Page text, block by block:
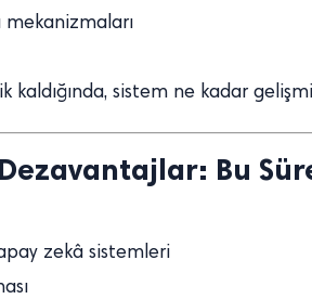
mekanizmaları
kaldığında, sistem ne kadar
Bu
zekâ sistemleri